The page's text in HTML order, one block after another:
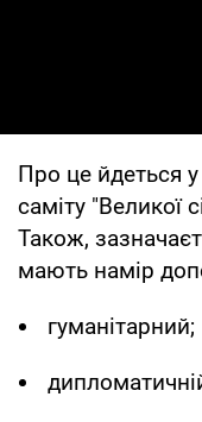
Про це йдеться у
саміту "Великої
Також,
мають намір
гуманітарний;